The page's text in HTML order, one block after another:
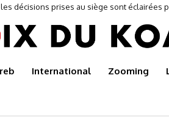
décisions prises au siège sont éclairées
International Zooming